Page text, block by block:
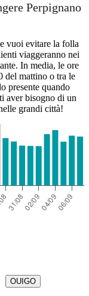
Perpignano
vuoi evitare la folla
viaggeranno nei
In media, le ore
del mattino o tra le
presente quando
aver bisogno di un
grandi città!
OUIGO